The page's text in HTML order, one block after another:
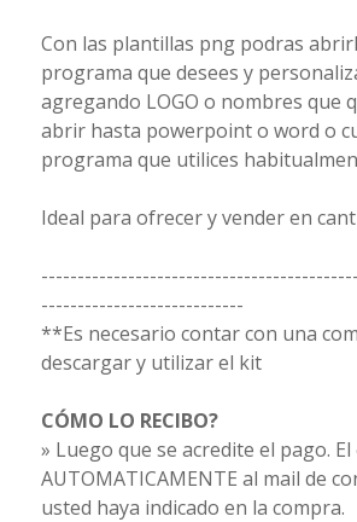
Con las plantillas png podras
programa que desees y
agregando LOGO o nombres que
abrir hasta powerpoint o word o
programa que utilices
Ideal para ofrecer y vender en
----------------------------
**Es necesario contar con una
descargar y utilizar el kit
CÓMO LO RECIBO?
» Luego que se acredite el pago.
AUTOMATICAMENTE al mail de
usted haya indicado en la compra.